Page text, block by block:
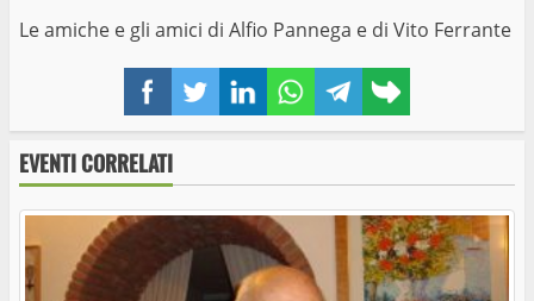
FacebookTwitterLinkedInWhatsAppTelegram
link
Le amiche e gli amici di Alfio Pannega e di Vito Ferrante
EVENTI CORRELATI
Ferento Teatro Festival: Lettera ad Eduardo